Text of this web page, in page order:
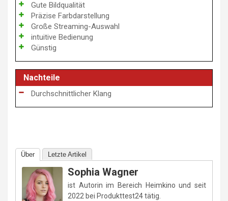
Gute Bildqualität
Präzise Farbdarstellung
Große Streaming-Auswahl
intuitive Bedienung
Günstig
Nachteile
Durchschnittlicher Klang
Über Letzte Artikel
Sophia Wagner
ist Autorin im Bereich Heimkino und seit
2022 bei Produkttest24 tätig.